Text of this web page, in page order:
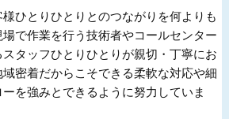
ひとりひとりとのつながりを何よりも
で作業を行う技術者やコールセンター
タッフひとりひとりが親切・丁寧にお
密着だからこそできる柔軟な対応や細
を強みとできるように努力していま